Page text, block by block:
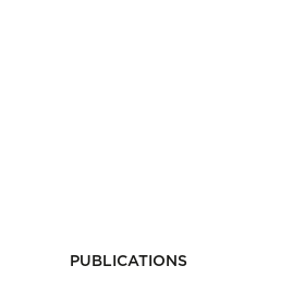
PUBLICATIONS